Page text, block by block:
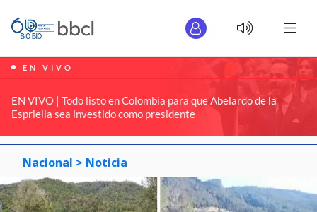
EN VIVO
EN VIVO | Todo listo en Colombia para que Abelardo de la
Espriella sea investido como presidente
Nacional > Noticia